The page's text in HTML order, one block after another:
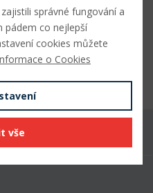
Přejít na odkaz
správné fungování a
pádem co nejlepší
cookies můžete
o Cookies
vše